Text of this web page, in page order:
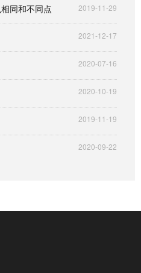
同和不同点 2019-11-29
2021-12-17
2020-07-16
2020-10-19
2019-11-19
2020-09-22